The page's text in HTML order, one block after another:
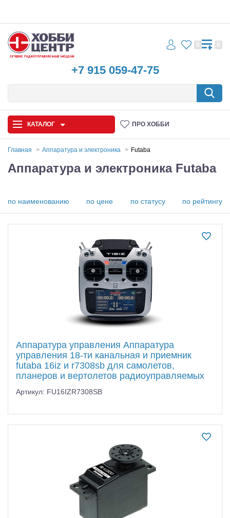
+7 915 059-47-75
0 0
КАТАЛОГ ПРО ХОББИ
Автомодели
Игрушки
Аппаратура и электроника
Аккумуляторы и батарейки
Зарядные устройства и блоки питания
Инструмент,измерительные приборы,расходники
Оптовая продажа запчастей для моделей
Главная Аппаратура и электроника Futaba
Аппаратура и электроника Futaba
по наименованию по цене по статусу по рейтингу
Аппаратура управления Аппаратура
управления 18-ти канальная и приемник
futaba 16iz и r7308sb для самолетов,
планеров и вертолетов радиоуправляемых
Артикул: FU16IZR7308SB